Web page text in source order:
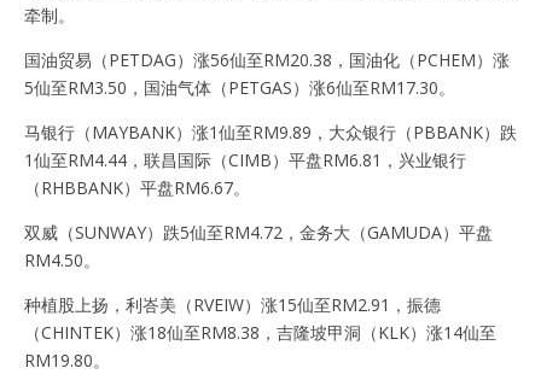
牵制。
国油贸易（PETDAG）涨56仙至RM20.38，国油化（PCHEM）涨
5仙至RM3.50，国油气体（PETGAS）涨6仙至RM17.30。
马银行（MAYBANK）涨1仙至RM9.89，大众银行（PBBANK）跌
1仙至RM4.44，联昌国际（CIMB）平盘RM6.81，兴业银行
（RHBBANK）平盘RM6.67。
双威（SUNWAY）跌5仙至RM4.72，金务大（GAMUDA）平盘
RM4.50。
种植股上扬，利峇美（RVEIW）涨15仙至RM2.91，振德
（CHINTEK）涨18仙至RM8.38，吉隆坡甲洞（KLK）涨14仙至
RM19.80。